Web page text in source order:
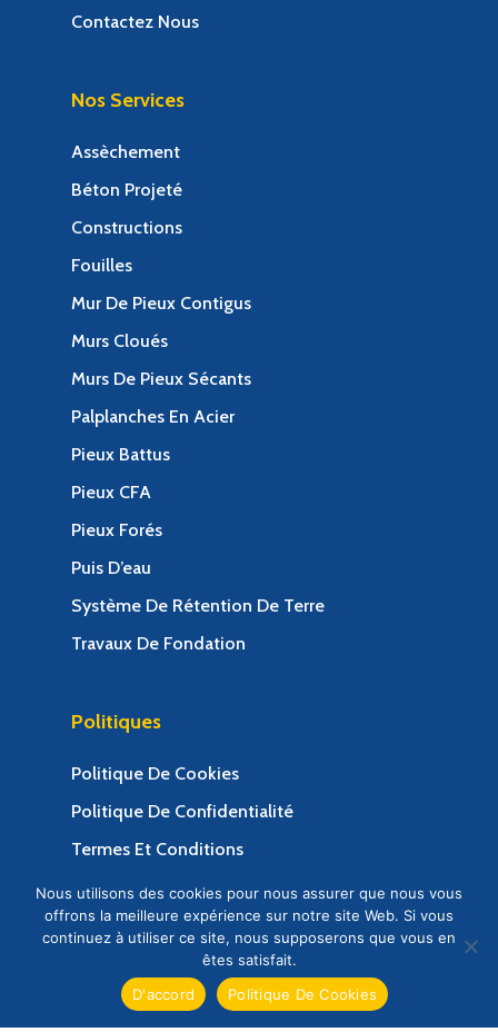
Contactez Nous
Nos Services
Assèchement
Béton Projeté
Constructions
Fouilles
Mur De Pieux Contigus
Murs Cloués
Murs De Pieux Sécants
Palplanches En Acier
Pieux Battus
Pieux CFA
Pieux Forés
Puis D’eau
Système De Rétention De Terre
Travaux De Fondation
Politiques
Politique De Cookies
Politique De Confidentialité
Termes Et Conditions
© 2025 Congo Soutenement Société d'ingénierie.
Web Design & Web Development by Creative 4 All
Nous utilisons des cookies pour nous assurer que nous vous
offrons la meilleure expérience sur notre site Web. Si vous
continuez à utiliser ce site, nous supposerons que vous en
êtes satisfait.
D'accord
Politique De Cookies